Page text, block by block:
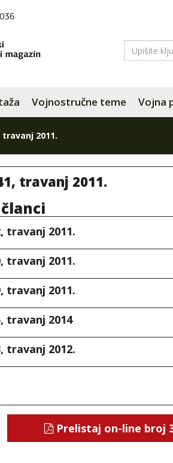
Vojnostručne teme Vojna
travanj 2011.
travanj 2011.
travanj 2011.
travanj 2011.
travanj 2011.
travanj 2014
travanj 2012.
Prelistaj on-line broj